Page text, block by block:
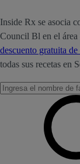
Inside Rx se asocia
Council Bl en el
descuento gratuita
todas sus recetas en